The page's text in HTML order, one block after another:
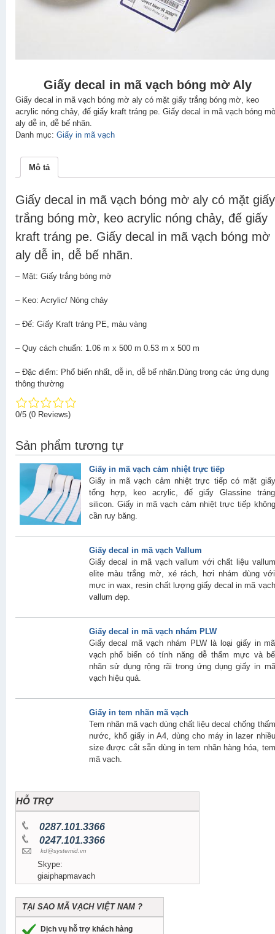
Giấy decal in mã vạch bóng mờ Aly
Giấy decal in mã vạch bóng mờ aly có mặt giấy trắng bóng mờ, keo
acrylic nóng chảy, đế giấy kraft tráng pe. Giấy decal in mã vạch bóng
aly dễ in, dễ bế nhãn.
Danh mục: Giấy in mã vạch
Mô tả
Giấy decal in mã vạch bóng mờ aly có mặt giấy
trắng bóng mờ, keo acrylic nóng chảy, đế giấy
kraft tráng pe. Giấy decal in mã vạch bóng mờ
aly dễ in, dễ bế nhãn.
– Mặt: Giấy trắng bóng mờ
– Keo: Acrylic/ Nóng chảy
– Đế: Giấy Kraft tráng PE, màu vàng
– Quy cách chuẩn: 1.06 m x 500 m 0.53 m x 500 m
– Đặc điểm: Phổ biến nhất, dễ in, dễ bế nhãn.Dùng trong các ứng dụng
thông thường
0/5 (0 Reviews)
Sản phẩm tương tự
Giấy in mã vạch cảm nhiệt trực tiếp
Giấy in mã vạch cảm nhiệt trực tiếp có mặt giấy
tổng hợp, keo acrylic, đế giấy Glassine tráng
silicon. Giấy in mã vạch cảm nhiệt trực tiếp không
cần ruy băng.
Giấy decal in mã vạch Vallum
Giấy decal in mã vạch vallum với chất liệu vallum
elite màu trắng mờ, xé rách, hơi nhám dùng với
mực in wax, resin chất lượng giấy decal in mã vạch
vallum đẹp.
Giấy decal in mã vạch nhám PLW
Giấy decal mã vạch nhám PLW là loại giấy in mã
vạch phổ biến có tính năng dễ thấm mực và bế
nhãn sử dụng rộng rãi trong ứng dụng giấy in mã
vạch hiệu quả.
Giấy in tem nhãn mã vạch
Tem nhãn mã vạch dùng chất liệu decal chống thấm
nước, khổ giấy in A4, dùng cho máy in lazer nhiều
size được cắt sẵn dùng in tem nhãn hàng hóa, tem
mã vạch.
HỖ TRỢ
0287.101.3366
0247.101.3366
kd@systemid.vn
Skype:
giaiphapmavach
TẠI SAO MÃ VẠCH VIỆT NAM ?
Dịch vụ hỗ trợ khách hàng